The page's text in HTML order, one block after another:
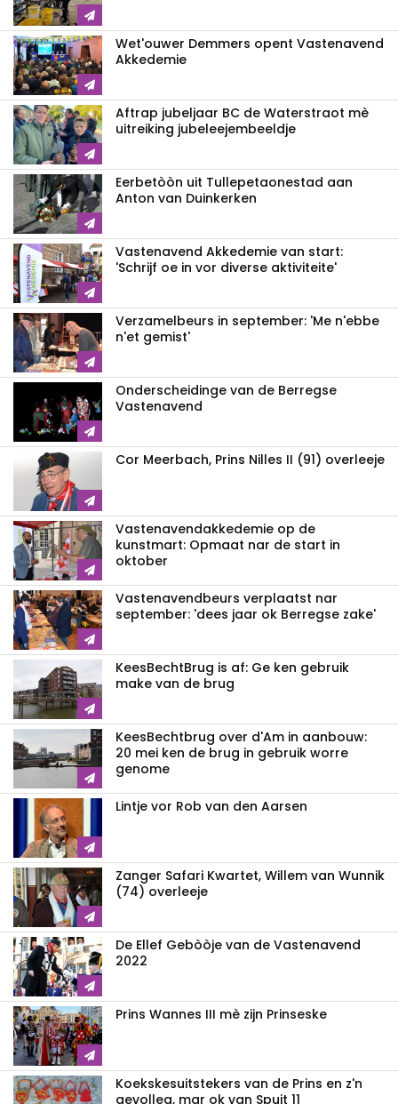
Wet'ouwer Demmers opent Vastenavend
Akkedemie
Aftrap jubeljaar BC de Waterstraot mè
uitreiking jubeleejembeeldje
Eerbetòòn uit Tullepetaonestad aan
Anton van Duinkerken
Vastenavend Akkedemie van start:
'Schrijf oe in vor diverse aktiviteite'
Verzamelbeurs in september: 'Me n'ebbe
n'et gemist'
Onderscheidinge van de Berregse
Vastenavend
Cor Meerbach, Prins Nilles II (91) overleeje
Vastenavend­akkedemie op de
kunstmart: Opmaat nar de start in
oktober
Vastenavendbeurs verplaatst nar
september: 'dees jaar ok Berregse zake'
KeesBechtBrug is af: Ge ken gebruik
make van de brug
KeesBechtbrug over d'Am in aanbouw:
20 mei ken de brug in gebruik worre
genome
Lintje vor Rob van den Aarsen
Zanger Safari Kwartet, Willem van Wunnik
(74) overleeje
De Ellef Gebòòje van de Vastenavend
2022
Prins Wannes III mè zijn Prinseske
Koekskesuitstekers van de Prins en z'n
gevolleg, mar ok van Spuit 11